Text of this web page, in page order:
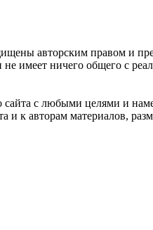
авторским правом и
имеет ничего общего с
с любыми целями и
и к авторам материалов,